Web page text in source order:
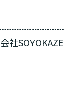
社SOYOKAZE